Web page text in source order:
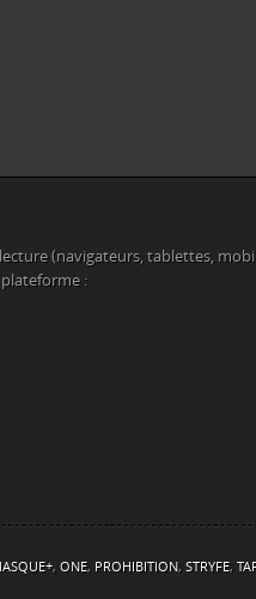
(navigateurs, tablettes,
:
, ONE, PROHIBITION, STRYFE,